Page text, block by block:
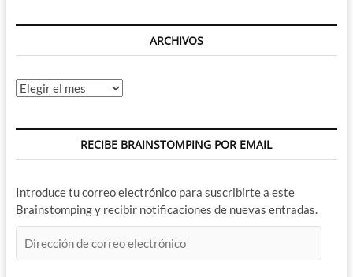
ARCHIVOS
Archivos
RECIBE BRAINSTOMPING POR EMAIL
Introduce tu correo electrónico para suscribirte a este
Brainstomping y recibir notificaciones de nuevas entradas.
de